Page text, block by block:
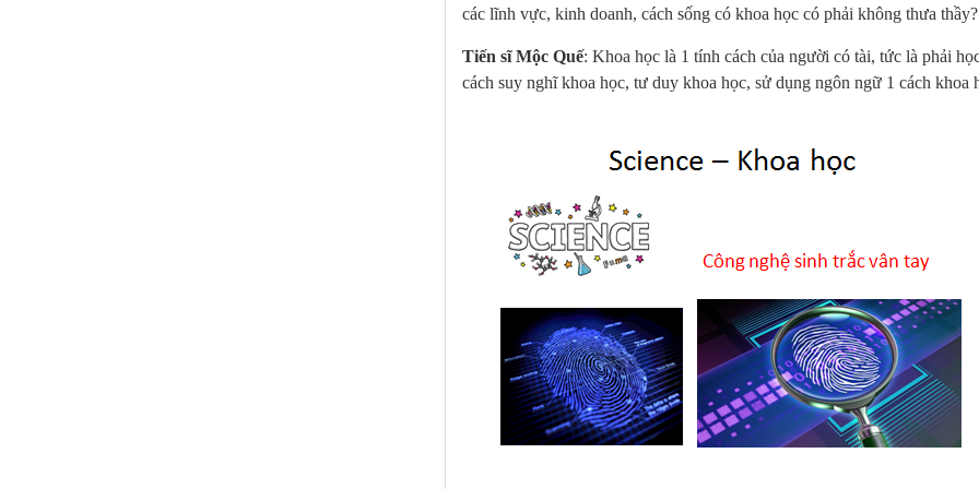
các lĩnh vực, kinh doanh, cách sống có khoa học có phải không thưa thầy?
Tiến sĩ Mộc Quế: Khoa học là 1 tính cách của người có tài, tức là phải
cách suy nghĩ khoa học, tư duy khoa học, sử dụng ngôn ngữ 1 cách khoa